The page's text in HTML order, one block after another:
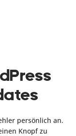
persönlich an.
Knopf zu